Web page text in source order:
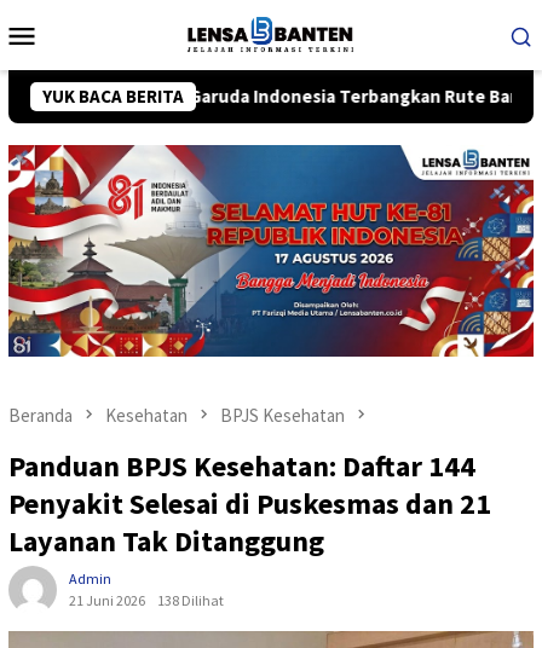
ke
Mobile
YUK BACA BERITA
Garuda Indonesia Terbangkan Rute Bandung-Bali
Beranda Kesehatan BPJS Kesehatan
Panduan BPJS Kesehatan: Daftar 144
Penyakit Selesai di Puskesmas dan 21
Layanan Tak Ditanggung
Admin
21 Juni 2026
138 Dilihat